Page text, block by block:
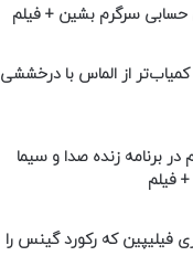
حسابی سرگرم بشین + فیلم
از الماس با درخششی
برنامه زنده صدا و سیما
+ فیلم
غول ۶ متری فیلیپین که رکورد گینس را